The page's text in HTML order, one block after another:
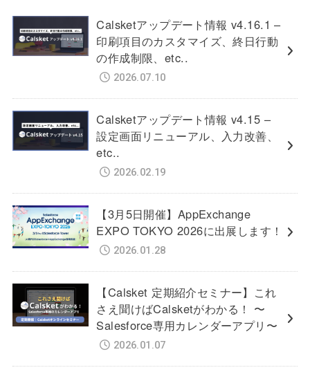
Calsketアップデート情報 v4.16.1 –
印刷項目のカスタマイズ、終日行動
の作成制限、etc..
2026.07.10
Calsketアップデート情報 v4.15 –
設定画面リニューアル、入力改善、
etc..
2026.02.19
【3月5日開催】AppExchange
EXPO TOKYO 2026に出展します！
2026.01.28
【Calsket 定期紹介セミナー】これ
さえ聞けばCalsketがわかる！ 〜
Salesforce専用カレンダーアプリ〜
2026.01.07